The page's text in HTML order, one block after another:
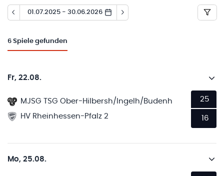
01.07.2025 - 30.06.2026
6 Spiele gefunden
Fr, 22.08.
MJSG TSG Ober-Hilbersh/Ingelh/Budenh
HV Rheinhessen-Pfalz 2
25
16
Mo, 25.08.